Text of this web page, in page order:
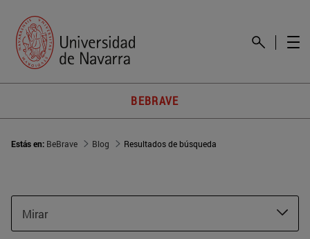
BEBRAVE
Estás en: BeBrave Blog Resultados de búsqueda
Mirar